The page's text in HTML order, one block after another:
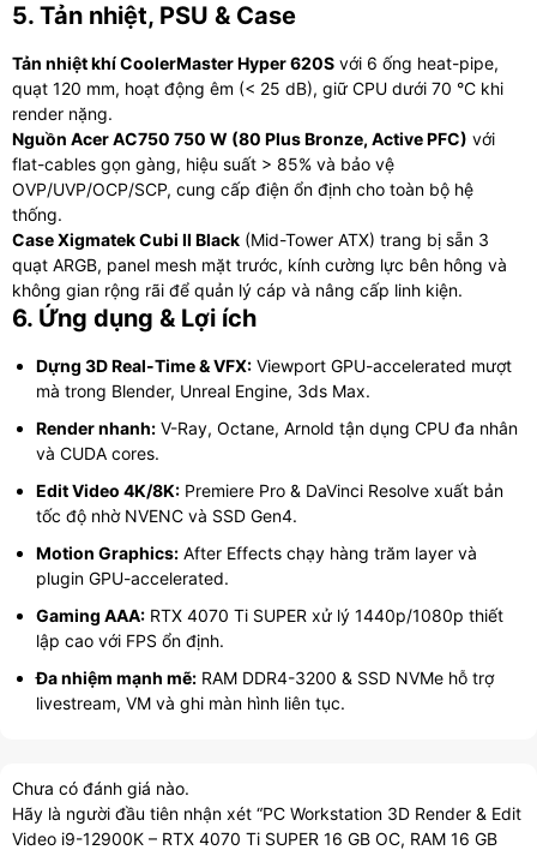
5. Tản nhiệt, PSU & Case
Tản nhiệt khí CoolerMaster Hyper 620S với 6 ống heat-pipe,
quạt 120 mm, hoạt động êm (< 25 dB), giữ CPU dưới 70 °C khi
render nặng.
Nguồn Acer AC750 750 W (80 Plus Bronze, Active PFC) với
flat-cables gọn gàng, hiệu suất > 85% và bảo vệ
OVP/UVP/OCP/SCP, cung cấp điện ổn định cho toàn bộ hệ
thống.
Case Xigmatek Cubi II Black (Mid-Tower ATX) trang bị sẵn 3
quạt ARGB, panel mesh mặt trước, kính cường lực bên hông và
không gian rộng rãi để quản lý cáp và nâng cấp linh kiện.
6. Ứng dụng & Lợi ích
Dựng 3D Real-Time & VFX: Viewport GPU-accelerated mượt
mà trong Blender, Unreal Engine, 3ds Max.
Render nhanh: V-Ray, Octane, Arnold tận dụng CPU đa nhân
và CUDA cores.
Edit Video 4K/8K: Premiere Pro & DaVinci Resolve xuất bản
tốc độ nhờ NVENC và SSD Gen4.
Motion Graphics: After Effects chạy hàng trăm layer và
plugin GPU-accelerated.
Gaming AAA: RTX 4070 Ti SUPER xử lý 1440p/1080p thiết
lập cao với FPS ổn định.
Đa nhiệm mạnh mẽ: RAM DDR4-3200 & SSD NVMe hỗ trợ
livestream, VM và ghi màn hình liên tục.
Chưa có đánh giá nào.
Hãy là người đầu tiên nhận xét “PC Workstation 3D Render & Edit
Video i9-12900K – RTX 4070 Ti SUPER 16 GB OC, RAM 16 GB